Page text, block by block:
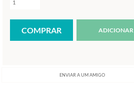
ADICIONAR
ENVIAR A UM AMIGO